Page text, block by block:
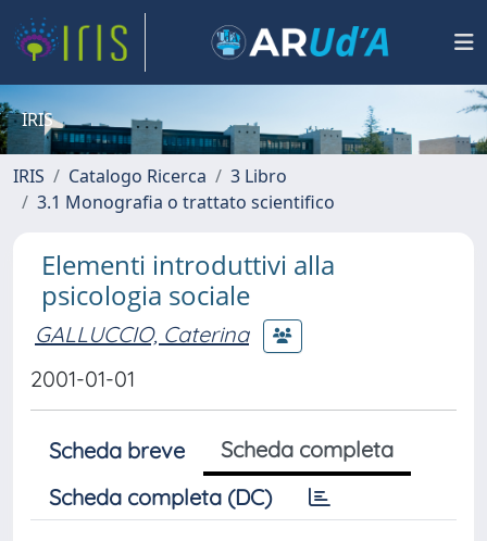
IRIS
IRIS Catalogo Ricerca
3 Libro
3.1 Monografia o trattato scientifico
Elementi introduttivi alla
psicologia sociale
GALLUCCIO, Caterina
2001-01-01
Scheda breve
Scheda completa
Scheda completa (DC)